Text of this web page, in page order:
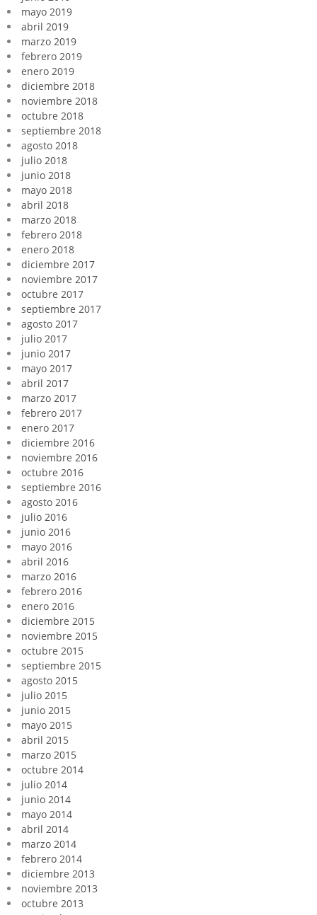
mayo 2019
abril 2019
marzo 2019
febrero 2019
enero 2019
diciembre 2018
noviembre 2018
octubre 2018
septiembre 2018
agosto 2018
julio 2018
junio 2018
mayo 2018
abril 2018
marzo 2018
febrero 2018
enero 2018
diciembre 2017
noviembre 2017
octubre 2017
septiembre 2017
agosto 2017
julio 2017
junio 2017
mayo 2017
abril 2017
marzo 2017
febrero 2017
enero 2017
diciembre 2016
noviembre 2016
octubre 2016
septiembre 2016
agosto 2016
julio 2016
junio 2016
mayo 2016
abril 2016
marzo 2016
febrero 2016
enero 2016
diciembre 2015
noviembre 2015
octubre 2015
septiembre 2015
agosto 2015
julio 2015
junio 2015
mayo 2015
abril 2015
marzo 2015
octubre 2014
julio 2014
junio 2014
mayo 2014
abril 2014
marzo 2014
febrero 2014
diciembre 2013
noviembre 2013
octubre 2013